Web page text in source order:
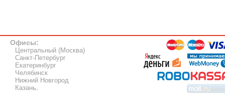
Офисы:
Центральный (Москва)
Санкт-Петербург
Екатеринбург
Челябинск
Нижний Новгород
Казань.